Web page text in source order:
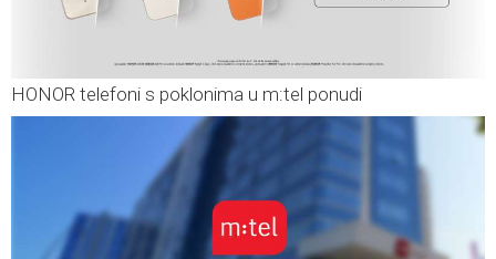
HONOR telefoni s poklonima u m:tel ponudi